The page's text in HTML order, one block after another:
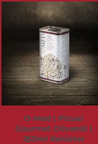
O-Med | Picual
Gourmet Olivenöl |
250ml Kanister